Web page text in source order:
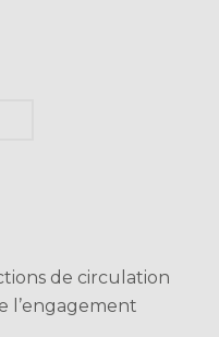
de circulation
l’engagement